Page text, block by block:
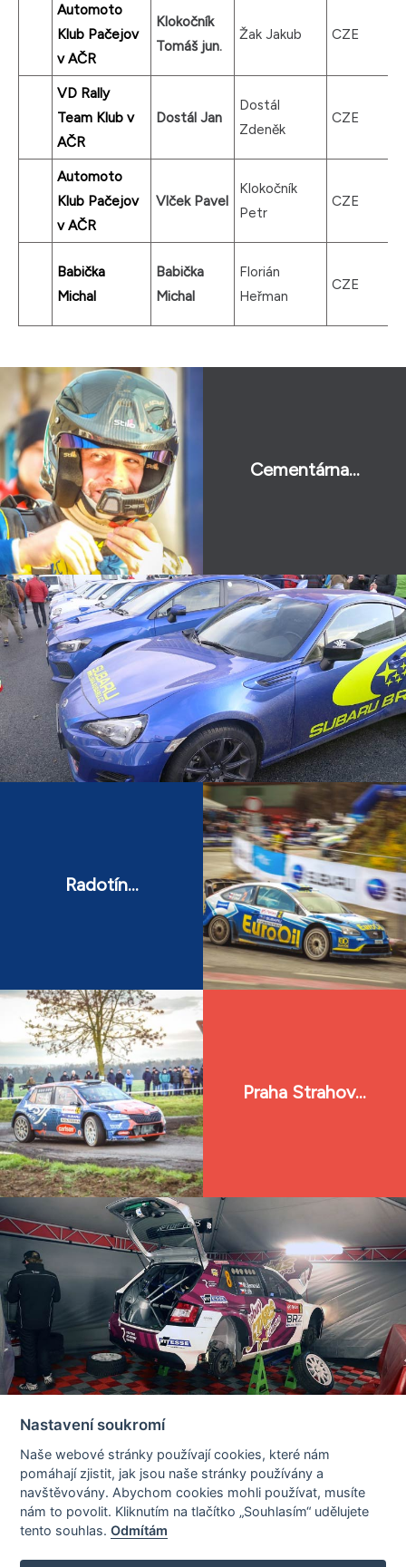
Automoto
Klub Pačejov
v AČR
Klokočník
Tomáš jun.
Žak Jakub CZE
VD Rally
Team Klub v
AČR
Dostál Jan
Dostál
Zdeněk
CZE
Automoto
Klub Pačejov
v AČR
Vlček Pavel
Klokočník
Petr
CZE
Babička
Michal
Babička
Michal
Florián
Heřman
CZE
Cementárna...
Radotín...
Praha Strahov...
Copyright © 2008 - 2026 Pražský RALLYSPRINT.
All rights reserved.
WWW.SUBARU.CZ- Akční ceny a nabídky přímo od dovozce! -
WWW.SUBARU.CZ
Nastavení soukromí
Naše webové stránky používají cookies, které nám
pomáhají zjistit, jak jsou naše stránky používány a
navštěvovány. Abychom cookies mohli používat, musíte
nám to povolit. Kliknutím na tlačítko „Souhlasím“ udělujete
tento souhlas.Odmítám